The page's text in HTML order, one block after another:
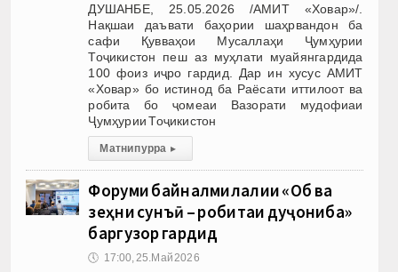
ДУШАНБЕ, 25.05.2026 /АМИТ «Ховар»/.
Нақшаи даъвати баҳории шаҳрвандон ба
сафи Қувваҳои Мусаллаҳи Ҷумҳурии
Тоҷикистон пеш аз муҳлати муайянгардида
100 фоиз иҷро гардид. Дар ин хусус АМИТ
«Ховар» бо истинод ба Раёсати иттилоот ва
робита бо ҷомеаи Вазорати мудофиаи
Ҷумҳурии Тоҷикистон
Матни пурра ▸
Форуми байналмилалии «Об ва
зеҳни сунъӣ – робитаи дуҷониба»
баргузор гардид
🕔 17:00, 25.Май 2026